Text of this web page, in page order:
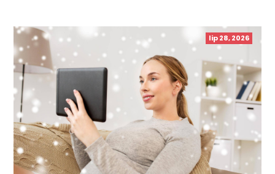
lip 28, 2026